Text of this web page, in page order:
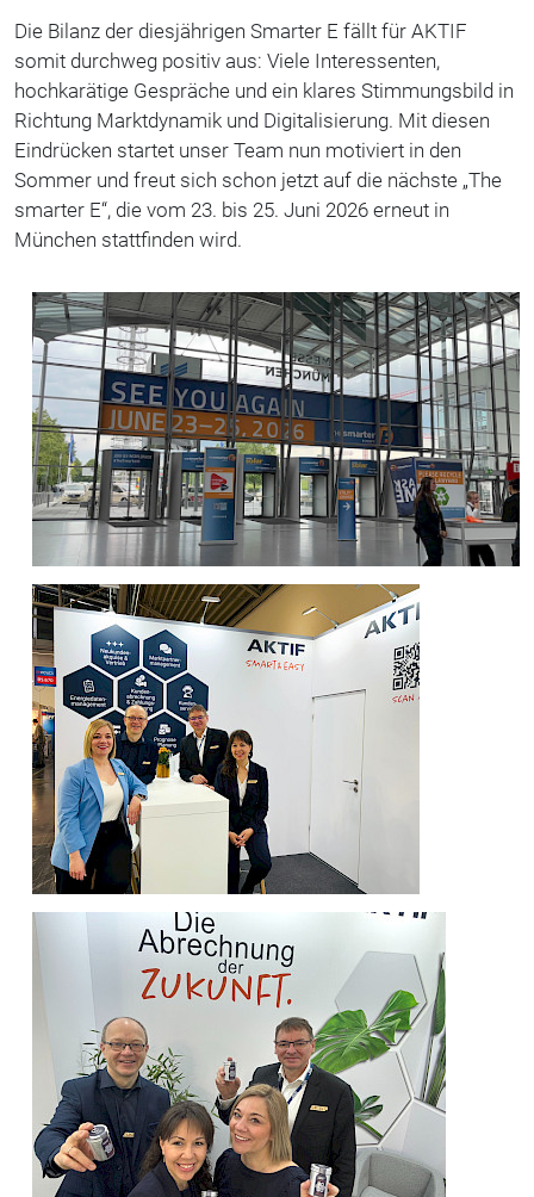
Die Bilanz der diesjährigen Smarter E fällt für AKTIF
somit durchweg positiv aus: Viele Interessenten,
hochkarätige Gespräche und ein klares Stimmungsbild in
Richtung Marktdynamik und Digitalisierung. Mit diesen
Eindrücken startet unser Team nun motiviert in den
Sommer und freut sich schon jetzt auf die nächste „The
smarter E“, die vom 23. bis 25. Juni 2026 erneut in
München stattfinden wird.